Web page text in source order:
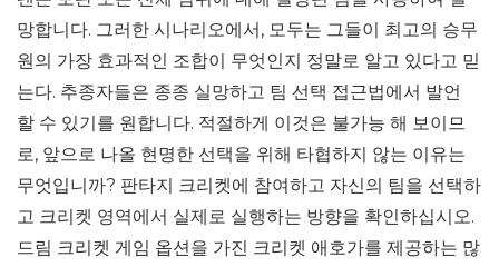
망합니다. 그러한 시나리오에서, 모두는 그들이 최고의 승무
원의 가장 효과적인 조합이 무엇인지 정말로 알고 있다고 믿
는다. 추종자들은 종종 실망하고 팀 선택 접근법에서 발언
할 수 있기를 원합니다. 적절하게 이것은 불가능 해 보이므
로, 앞으로 나올 현명한 선택을 위해 타협하지 않는 이유는
무엇입니까? 판타지 크리켓에 참여하고 자신의 팀을 선택하
고 크리켓 영역에서 실제로 실행하는 방향을 확인하십시오.
드림 크리켓 게임 옵션을 가진 크리켓 애호가를 제공하는 많